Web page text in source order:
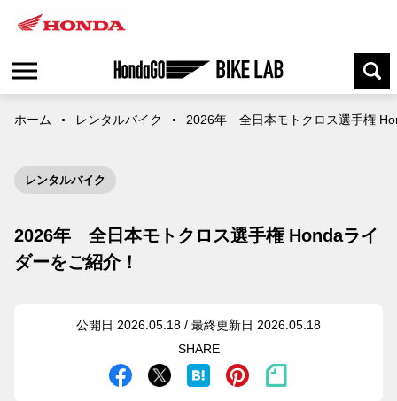
ホーム レンタルバイク 2026年 全日本モトクロス選手権
レンタルバイク
2026年 全日本モトクロス選手権 Hondaライ
ダーをご紹介！
公開日 2026.05.18 / 最終更新日 2026.05.18
SHARE